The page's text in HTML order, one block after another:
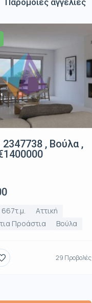
Παρόμοιες αγγελίες
, Βούλα ,
667τ.μ.
Αττική
Προάστια
Βούλα
29 Προβολές